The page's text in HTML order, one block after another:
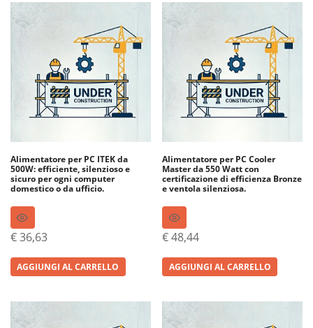
Alimentatore per PC ITEK da
500W: efficiente, silenzioso e
sicuro per ogni computer
domestico o da ufficio.
€36,63
AGGIUNGI AL CARRELLO
Alimentatore per PC Cooler
Master da 550 Watt con
certificazione di efficienza Bronze
e ventola silenziosa.
€48,44
AGGIUNGI AL CARRELLO